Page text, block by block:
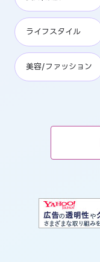
ライフスタイル
美容/ファッション